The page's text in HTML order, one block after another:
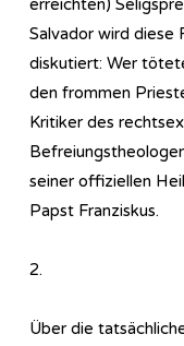
erreichten)
Salvador wird diese
diskutiert: Wer
den frommen
Kritiker des
seiner offiziellen
Papst Franziskus.
2.
Über die